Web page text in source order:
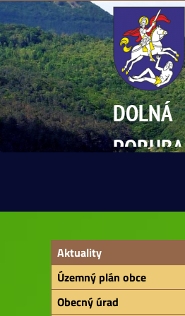
DOLNÁ
PORUBA
Aktuality
Územný plán obce
Obecný úrad